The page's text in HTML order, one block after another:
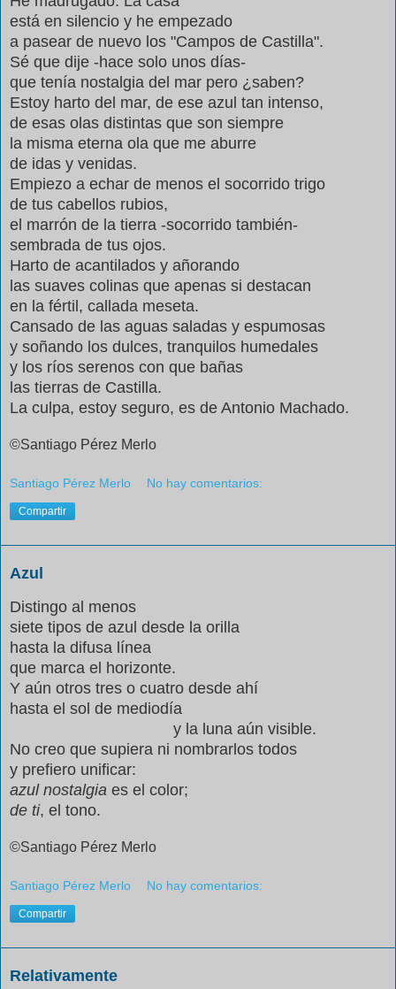
está en silencio y he empezado
a pasear de nuevo los "Campos de Castilla".
Sé que dije -hace solo unos días-
que tenía nostalgia del mar pero ¿saben?
Estoy harto del mar, de ese azul tan intenso,
de esas olas distintas que son siempre
la misma eterna ola que me aburre
de idas y venidas.
Empiezo a echar de menos el socorrido trigo
de tus cabellos rubios,
el marrón de la tierra -socorrido también-
sembrada de tus ojos.
Harto de acantilados y añorando
las suaves colinas que apenas si destacan
en la fértil, callada meseta.
Cansado de las aguas saladas y espumosas
y soñando los dulces, tranquilos humedales
y los ríos serenos con que bañas
las tierras de Castilla.
La culpa, estoy seguro, es de Antonio Machado.
©Santiago Pérez Merlo
Santiago Pérez Merlo No hay comentarios:
Compartir
Azul
Distingo al menos
siete tipos de azul desde la orilla
hasta la difusa línea
que marca el horizonte.
Y aún otros tres o cuatro desde ahí
hasta el sol de mediodía
y la luna aún visible.
No creo que supiera ni nombrarlos todos
y prefiero unificar:
azul nostalgia es el color;
de ti, el tono.
©Santiago Pérez Merlo
Santiago Pérez Merlo No hay comentarios:
Compartir
Relativamente